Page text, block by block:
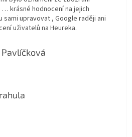
krásné hodnocení na jejich
upravovat , Google raději ani
uživatelů na Heureka.
je 5 z 5 hvězdiček.
je 5 z 5 hvězdiček.